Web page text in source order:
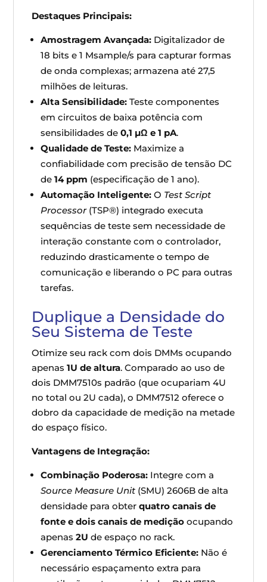
Destaques Principais:
Amostragem Avançada: Digitalizador de
18 bits e 1 Msample/s para capturar formas
de onda complexas; armazena até 27,5
milhões de leituras.
Alta Sensibilidade: Teste componentes
em circuitos de baixa potência com
sensibilidades de0,1 µΩ e 1 pA.
Qualidade de Teste: Maximize a
confiabilidade com precisão de tensão DC
de14 ppm (especificação de 1 ano).
Automação Inteligente: O Test Script
Processor(TSP®) integrado executa
sequências de teste sem necessidade de
interação constante com o controlador,
reduzindo drasticamente o tempo de
comunicação e liberando o PC para outras
tarefas.
Duplique a Densidade do
Seu Sistema de Teste
Otimize seu rack com dois DMMs ocupando
apenas1U de altura. Comparado ao uso de
dois DMM7510s padrão (que ocupariam 4U
no total ou 2U cada), o DMM7512 oferece o
dobro da capacidade de medição na metade
do espaço físico.
Vantagens de Integração:
Combinação Poderosa: Integre com a
Source Measure Unit (SMU) 2606B de alta
densidade para obterquatro canais de
fonte e dois canais de medição ocupando
apenas2U de espaço no rack.
Gerenciamento Térmico Eficiente: Não é
necessário espaçamento extra para